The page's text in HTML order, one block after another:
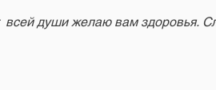
души желаю вам здоровья.